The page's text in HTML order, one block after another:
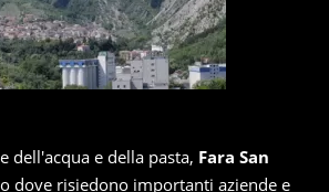
dell'acqua e della pasta, Fara San
dove risiedono importanti aziende e